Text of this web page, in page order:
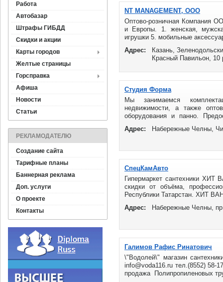
Работа
Автобазар
Штрафы ГИБДД
Скидки и акции
Карты городов
Желтые страницы
Горсправка
Афиша
Новости
Статьи
РЕКЛАМОДАТЕЛЮ
Создание сайта
Тарифные планы
Баннерная реклама
Доп. услуги
О проекте
Контакты
NT MANAGEMENT, ООО
Оптово-розничная Компания
и Европы. 1. женская,
игрушки 5. мобильные
Адрес:
Казань,
Красный Павильон, 10
Студия Форма
Мы занимаемся
недвижимости, а также
оборудования и панно.
Адрес: Набережные Челны,
СпецКамАвто
Гипермаркет сантехники ХИТ
скидки от объёма,
Республики Татарстан. ХИТ
Адрес:
Набережные Челны,
Галимов Рафис Ринатович
\"Водолей\" магазин
info@voda116.ru тел.(8552) 58-
продажа Полипропиленовых